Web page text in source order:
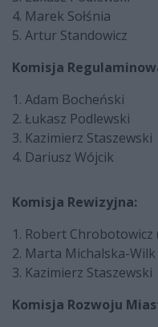
4. Marek Sołśnia
5. Artur Standowicz
Komisja
1. Adam Bocheński
2. Łukasz Podlewski
3. Kazimierz Staszewski
4. Dariusz Wójcik
Komisja Rewizyjna:
1. Robert Chrobotowicz
2. Marta Michalska-Wilk
3. Kazimierz Staszewski
Komisja Rozwoju